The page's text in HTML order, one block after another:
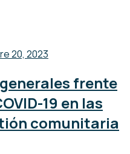
20, 2023
frente
19 en las
comunitaria